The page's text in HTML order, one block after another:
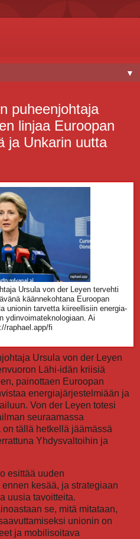
▼
puheenjohtaja
linjaa Euroopan
ja Unkarin uutta
Ursula von der Leyen tervehti
käännekohtana Euroopan
unionin tarvetta kiireellisiin energia-
ydinvoimateknologiaan. Ai
raphael.app/fi
Ursula von der Leyen
Lähi-idän kriisiä
painottaen Euroopan
energiajärjestelmiään ja
Von der Leyen totesi
seuraamassa
tällä hetkellä jäämässä
Yhdysvaltoihin ja
esittää uuden
kesää, ja strategiaan
uusia tavoitteita.
se, mitä mitataan,
unionin on
ja mobilisoitava